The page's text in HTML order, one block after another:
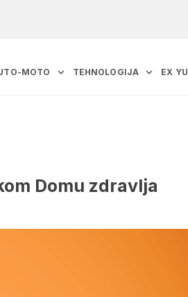
MOTO TEHNOLOGIJA EX YU
Domu zdravlja